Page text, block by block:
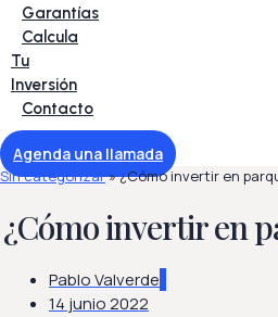
Garantías
Calcula
Tu
Inversión
Contacto
Agenda una llamada
Sin categorizar»¿Cómo invertir en
¿Cómo invertir en
Pablo Valverde
14 junio 2022